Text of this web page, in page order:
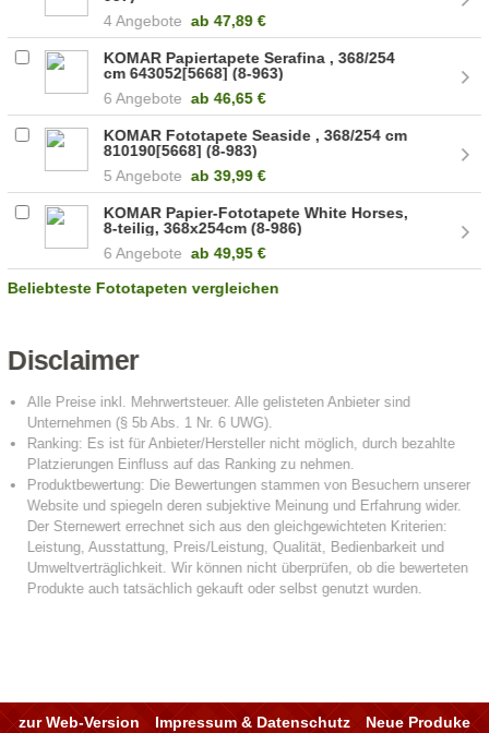
4 Angebote ab47,89 €
KOMAR Papiertapete Serafina , 368/254
cm 643052[5668] (8-963)
6 Angebote ab46,65 €
KOMAR Fototapete Seaside , 368/254 cm
810190[5668] (8-983)
5 Angebote ab 39,99 €
KOMAR Papier-Fototapete White Horses,
8-teilig, 368x254cm (8-986)
6 Angebote ab49,95 €
Beliebteste Fototapeten vergleichen
Disclaimer
zur Web-Version Impressum & Datenschutz Neue Produke